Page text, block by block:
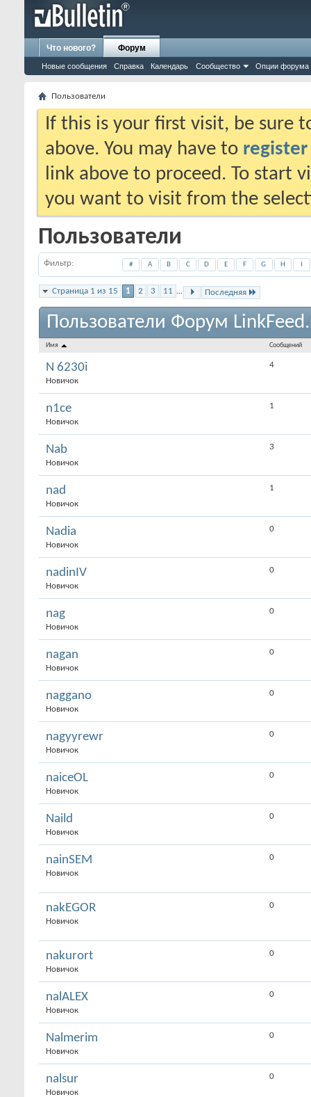
Что нового? Форум
Новые сообщения Справка Календарь Сообщество Опции форума
Пользователи
If this is your first visit, be sure
above. You may have to register
link above to proceed. To start
you want to visit from the
Пользователи
Фильтр # A B C D E F G H
Страница 1 из 15 1 2 3 11 ... Последняя
Пользователи Форум
Имя Сообщений
N 6230i
Новичок
4
n1ce
Новичок
1
Nab
Новичок
3
nad
Новичок
1
Nadia
Новичок
0
nadinIV
Новичок
0
nag
Новичок
0
nagan
Новичок
0
naggano
Новичок
0
nagyyrewr
Новичок
0
naiceOL
Новичок
0
Naild
Новичок
0
nainSEM
Новичок
0
nakEGOR
Новичок
0
nakurort
Новичок
0
nalALEX
Новичок
0
Nalmerim
Новичок
0
nalsur
Новичок
0